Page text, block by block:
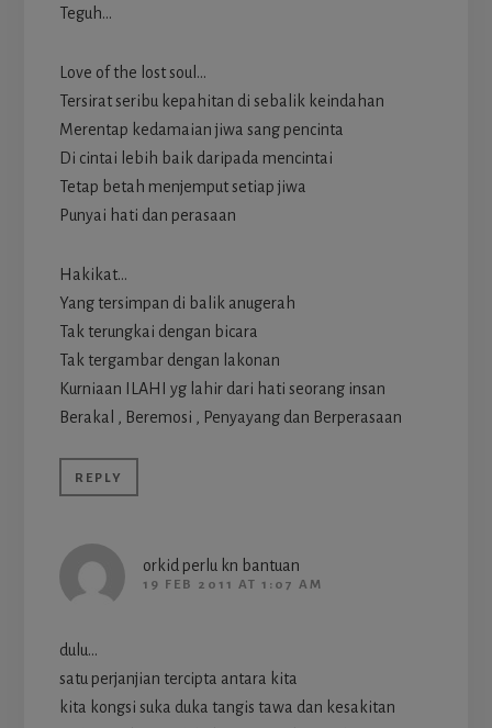
Teguh…
Love of the lost soul…
Tersirat seribu kepahitan di sebalik keindahan
Merentap kedamaian jiwa sang pencinta
Di cintai lebih baik daripada mencintai
Tetap betah menjemput setiap jiwa
Punyai hati dan perasaan
Hakikat…
Yang tersimpan di balik anugerah
Tak terungkai dengan bicara
Tak tergambar dengan lakonan
Kurniaan ILAHI yg lahir dari hati seorang insan
Berakal , Beremosi , Penyayang dan Berperasaan
REPLY
orkid perlu kn bantuan
19 FEB 2011 AT 1:07 AM
dulu…
satu perjanjian tercipta antara kita
kita kongsi suka duka tangis tawa dan kesakitan